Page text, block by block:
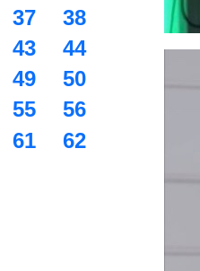
37
38
43
44
49
50
55
56
61
62